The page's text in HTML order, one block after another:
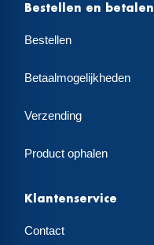
Bestellen en betalen
Bestellen
Betaalmogelijkheden
Verzending
Product ophalen
Klantenservice
Contact